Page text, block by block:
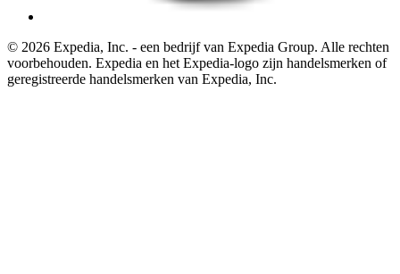
© 2026 Expedia, Inc. - een bedrijf van Expedia Group. Alle rechten
voorbehouden. Expedia en het Expedia-logo zijn handelsmerken of
geregistreerde handelsmerken van Expedia, Inc.